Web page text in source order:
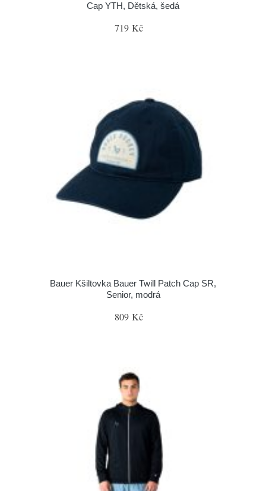
Cap YTH, Dětská, šedá
719 Kč
Bauer Kšiltovka Bauer Twill Patch Cap SR,
Senior, modrá
809 Kč